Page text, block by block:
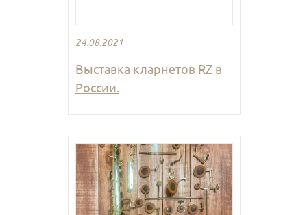
24.08.2021
Выставка кларнетов RZ в
России.